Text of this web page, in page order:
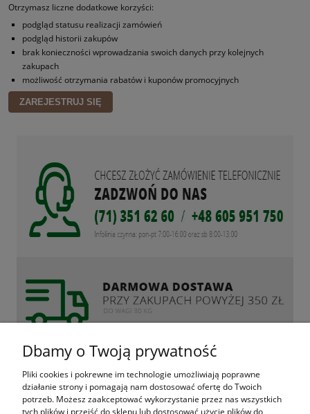
Otrzymasz liczne dodatkowe korzyści:
podgląd statusu realizacji zamówień
podgląd historii zakupów
brak konieczności wprowadzania swoich danych przy kolejnych
zakupach
możliwość otrzymania rabatów i kuponów promocyjnych
ZAREJESTRUJ SIĘ
ZAKUPY
POMOC
Dbamy o Twoją prywatność
Pliki cookies i pokrewne im technologie umożliwiają poprawne
działanie strony i pomagają nam dostosować ofertę do Twoich
potrzeb. Możesz zaakceptować wykorzystanie przez nas wszystkich
tych plików i przejść do sklepu lub dostosować użycie plików do